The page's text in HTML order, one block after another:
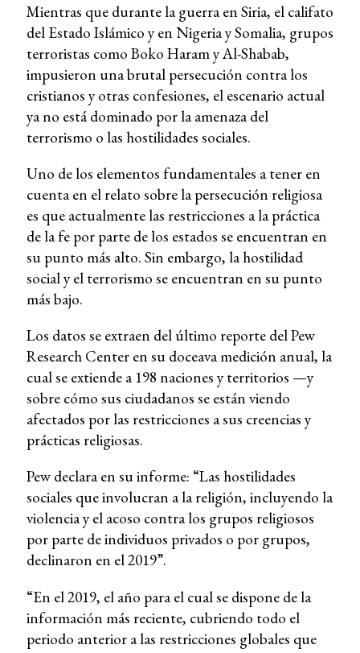
Mientras que durante la guerra en Siria, el califato
del Estado Islámico y en Nigeria y Somalia, grupos
terroristas como Boko Haram y Al-Shabab,
impusieron una brutal persecución contra los
cristianos y otras confesiones, el escenario actual
ya no está dominado por la amenaza del
terrorismo o las hostilidades sociales.
Uno de los elementos fundamentales a tener en
cuenta en el relato sobre la persecución religiosa
es que actualmente las restricciones a la práctica
de la fe por parte de los estados se encuentran en
su punto más alto. Sin embargo, la hostilidad
social y el terrorismo se encuentran en su punto
más bajo.
Los datos se extraen del último reporte del Pew
Research Center en su doceava medición anual, la
cual se extiende a 198 naciones y territorios —y
sobre cómo sus ciudadanos se están viendo
afectados por las restricciones a sus creencias y
prácticas religiosas.
Pew declara en su informe: “Las hostilidades
sociales que involucran a la religión, incluyendo la
violencia y el acoso contra los grupos religiosos
por parte de individuos privados o por grupos,
declinaron en el 2019”.
“En el 2019, el año para el cual se dispone de la
información más reciente, cubriendo todo el
periodo anterior a las restricciones globales que